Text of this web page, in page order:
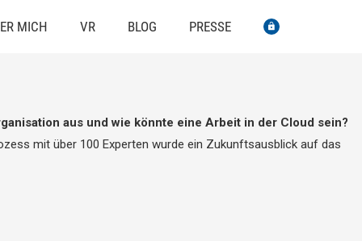
MICH VR BLOG PRESSE
aus und wie könnte eine Arbeit in der Cloud sein?
mit über 100 Experten wurde ein Zukunftsausblick auf das